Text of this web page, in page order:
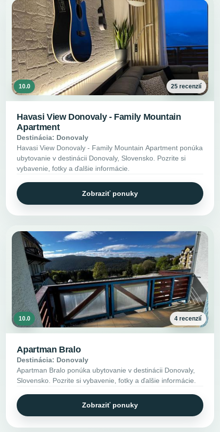
10.0 25 recenzií
Havasi View Donovaly - Family Mountain
Apartment
Destinácia: Donovaly
Havasi View Donovaly - Family Mountain Apartment ponúka
ubytovanie v destinácii Donovaly, Slovensko. Pozrite si
vybavenie, fotky a ďalšie informácie.
Zobraziť ponuky
10.0 4 recenzií
Apartman Bralo
Destinácia: Donovaly
Apartman Bralo ponúka ubytovanie v destinácii Donovaly,
Slovensko. Pozrite si vybavenie, fotky a ďalšie informácie.
Zobraziť ponuky